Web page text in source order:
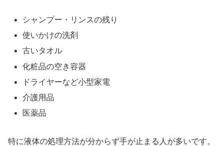
シャンプー・リンスの残り
使いかけの洗剤
古いタオル
化粧品の空き容器
ドライヤーなど小型家電
介護用品
医薬品
特に液体の処理方法が分からず手が止まる人が多いです。